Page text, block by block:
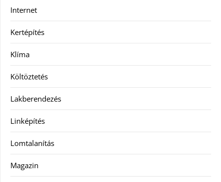
Internet
Kertépítés
Klíma
Költöztetés
Lakberendezés
Linképítés
Lomtalanítás
Magazin